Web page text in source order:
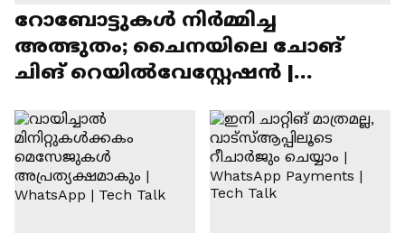
റോബോട്ടുകൾ നിർമ്മിച്ച
അത്ഭുതം; ചൈനയിലെ ചോങ്
ചിങ് റെയിൽവേസ്റ്റേഷൻ |